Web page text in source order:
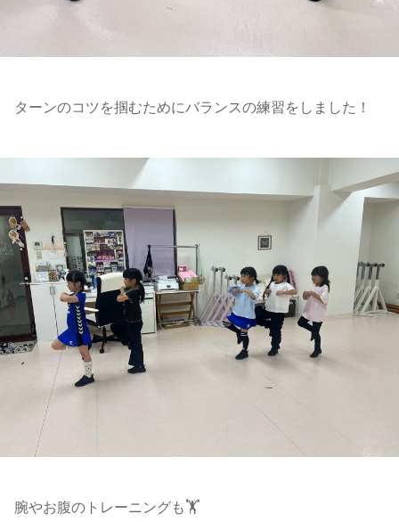
ターンのコツを掴むためにバランスの練習をしました！
腕やお腹のトレーニングも🏋️